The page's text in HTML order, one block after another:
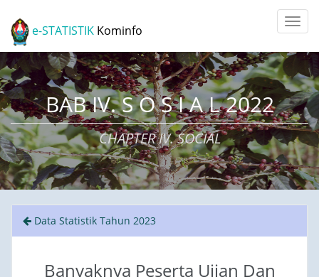
e-STATISTIK Kominfo
BAB IV. S O S I A L 2022
CHAPTER IV. SOCIAL
Data Statistik Tahun 2023
Banyaknya Peserta Ujian Dan